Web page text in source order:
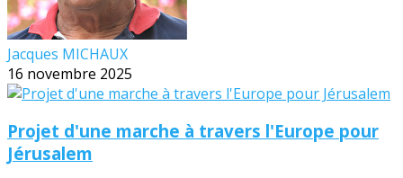
Jacques MICHAUX
16 novembre 2025
Projet d'une marche à travers l'Europe pour
Jérusalem